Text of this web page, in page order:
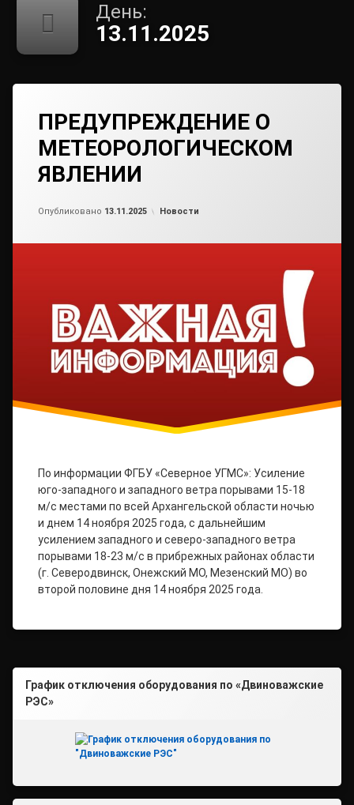
День:
13.11.2025
ПРЕДУПРЕЖДЕНИЕ О
МЕТЕОРОЛОГИЧЕСКОМ
ЯВЛЕНИИ
Опубликовано 13.11.2025 Рубрики:
Новости
По информации ФГБУ «Северное УГМС»: Усиление
юго-западного и западного ветра порывами 15-18
м/с местами по всей Архангельской области ночью
и днем 14 ноября 2025 года, с дальнейшим
усилением западного и северо-западного ветра
порывами 18-23 м/с в прибрежных районах области
(г. Северодвинск, Онежский МО, Мезенский МО) во
второй половине дня 14 ноября 2025 года.
График отключения оборудования по «Двиноважские
РЭС»